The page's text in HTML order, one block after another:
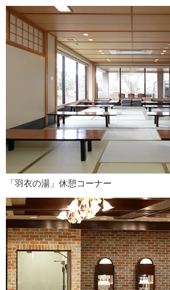
「羽衣の湯」休憩コーナー